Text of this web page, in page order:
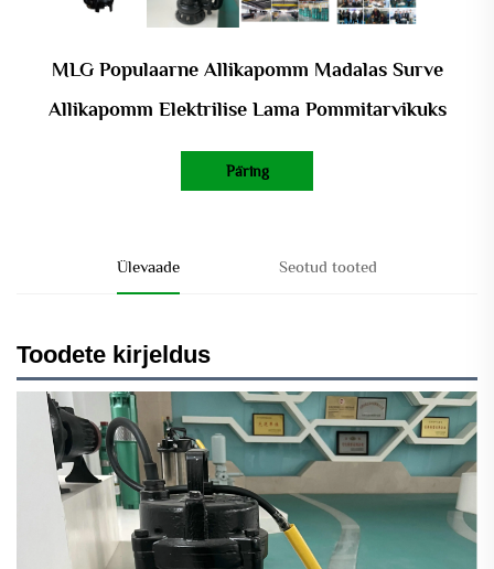
MLG Populaarne Allikapomm Madalas Surve
Allikapomm Elektrilise Lama Pommitarvikuks
Päring
Ülevaade Seotud tooted
Toodete kirjeldus